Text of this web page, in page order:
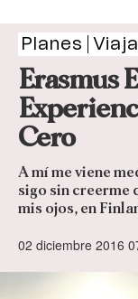
Planes
Erasmus
Cero
A mí me viene
sigo sin creerme
mis ojos, en
02 diciembre 2016